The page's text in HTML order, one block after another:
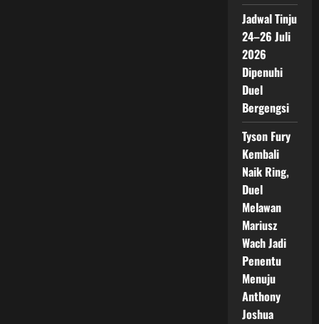
Jadwal Tinju
24–26 Juli
2026
Dipenuhi
Duel
Bergengsi
Tyson Fury
Kembali
Naik Ring,
Duel
Melawan
Mariusz
Wach Jadi
Penentu
Menuju
Anthony
Joshua